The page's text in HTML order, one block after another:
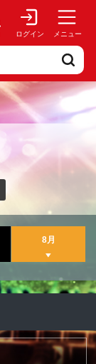
ログイン メニュー
8月